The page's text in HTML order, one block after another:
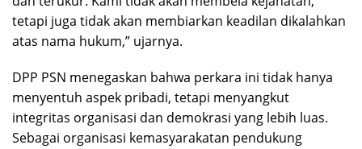
tetapi juga tidak akan membiarkan keadilan dikalahkan
atas nama hukum,” ujarnya.
DPP PSN menegaskan bahwa perkara ini tidak hanya
menyentuh aspek pribadi, tetapi menyangkut
integritas organisasi dan demokrasi yang lebih luas.
Sebagai organisasi kemasyarakatan pendukung